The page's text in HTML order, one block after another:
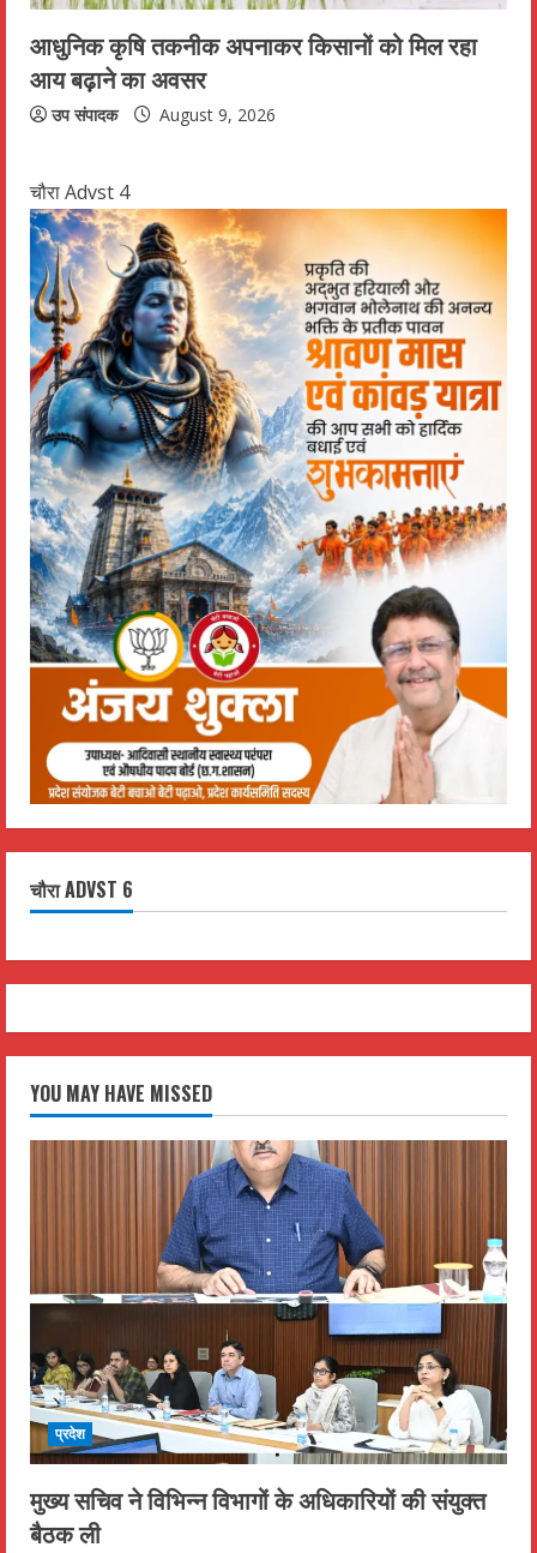
आधुनिक कृषि तकनीक अपनाकर किसानों को मिल रहा
आय बढ़ाने का अवसर
उप संपादक August 9, 2026
चौरा Advst 4
चौरा ADVST 6
YOU MAY HAVE MISSED
प्रदेश
मुख्य सचिव ने विभिन्न विभागों के अधिकारियों की संयुक्त
बैठक ली